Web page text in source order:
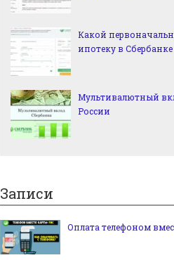
Какой
ипотеку в Сбербанке
Мультивалютный
России
Записи
Оплата телефоном